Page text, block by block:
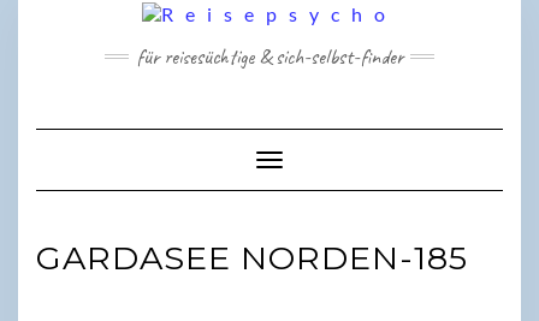
für reisesüchtige & sich-selbst-finder
Toggle Navigation
GARDASEE NORDEN-185